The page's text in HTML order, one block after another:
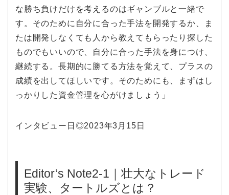
な勝ち負けだけを考えるのはギャンブルと一緒で
す。そのために自分に合った手法を開発するか、ま
たは開発しなくても人から教えてもらったり探した
ものでもいいので、自分に合った手法を身につけ、
継続する。長期的に勝てる方法を覚えて、プラスの
成績を出してほしいです。そのためにも、まずはし
っかりした資金管理を心がけましょう」
インタビュー日◎2023年3月15日
Editor’s Note2-1｜壮大なトレード
実験、タートルズとは？